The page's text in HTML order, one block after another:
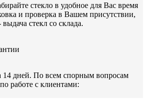
стекло в удобное для Вас время
и проверка в Вашем присутствии,
стекл со склада.
14 дней. По всем спорным вопросам
работе с клиентами: